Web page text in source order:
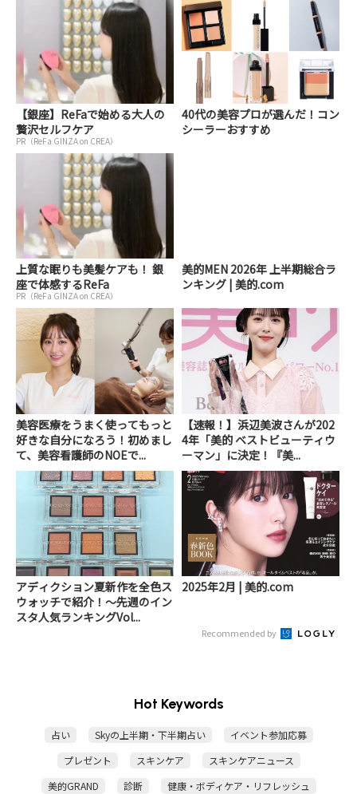
【銀座】ReFaで始める大人の
贅沢セルフケア
PR（ReFa GINZA on CREA）
40代の美容プロが選んだ！コン
シーラーおすすめ
上質な眠りも美髪ケアも！ 銀
座で体感するReFa
PR（ReFa GINZA on CREA）
美的MEN 2026年 上半期総合ラ
ンキング | 美的.com
美容医療をうまく使ってもっと
好きな自分になろう！初めまし
て、美容看護師のNOEで...
【速報！】浜辺美波さんが202
4年「美的 ベストビューティウ
ーマン」に決定！『美...
アディクション夏新作を全色ス
ウォッチで紹介！～先週のイン
スタ人気ランキングVol...
2025年2月 | 美的.com
Recommended by
Hot Keywords
占い Skyの上半期・下半期占い
イベント参加応募
プレゼント
スキンケア
スキンケアニュース
美的GRAND
診断
健康・ボディケア・リフレッシュ